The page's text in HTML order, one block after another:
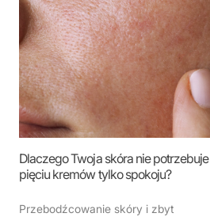
Dlaczego Twoja skóra nie potrzebuje
pięciu kremów tylko spokoju?
Przebodźcowanie skóry i zbyt